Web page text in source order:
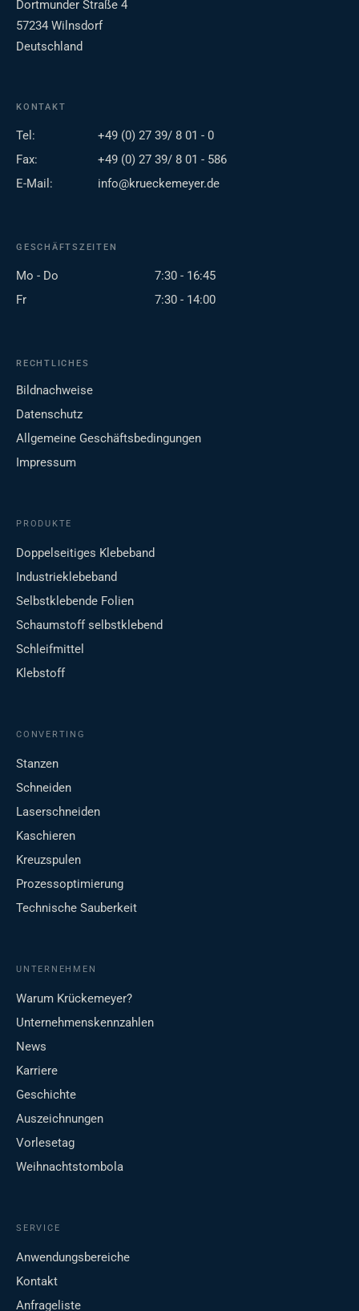
Dortmunder Straße 4
57234 Wilnsdorf
Deutschland
KONTAKT
Tel:
+49 (0) 27 39/ 8 01 - 0
Fax:
+49 (0) 27 39/ 8 01 - 586
E-Mail:
info@krueckemeyer.de
GESCHÄFTSZEITEN
Mo - Do
7:30 - 16:45
Fr
7:30 - 14:00
RECHTLICHES
Bildnachweise
Datenschutz
Allgemeine Geschäftsbedingungen
Impressum
PRODUKTE
Doppelseitiges Klebeband
Industrieklebeband
Selbstklebende Folien
Schaumstoff selbstklebend
Schleifmittel
Klebstoff
CONVERTING
Stanzen
Schneiden
Laserschneiden
Kaschieren
Kreuzspulen
Prozessoptimierung
Technische Sauberkeit
UNTERNEHMEN
Warum Krückemeyer?
Unternehmenskennzahlen
News
Karriere
Geschichte
Auszeichnungen
Vorlesetag
Weihnachtstombola
SERVICE
Anwendungsbereiche
Kontakt
Anfrageliste